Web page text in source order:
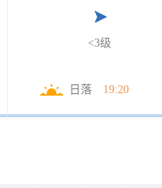
<3级
日落 19:20